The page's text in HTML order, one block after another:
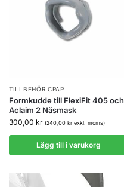
TILLBEHÖR CPAP
Formkudde till FlexiFit 405 och
Aclaim 2 Näsmask
300,00 kr (240,00 krexkl. moms)
Lägg till i varukorg